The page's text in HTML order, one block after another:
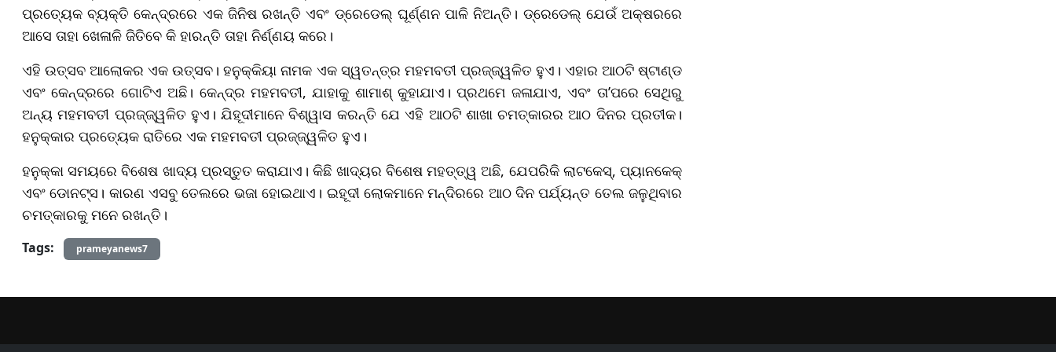
ପ୍ରତ୍ୟେକ ବ୍ୟକ୍ତି କେନ୍ଦ୍ରରେ ଏକ ଜିନିଷ ରଖନ୍ତି ଏବଂ ଡ୍ରେଡେଲ୍ ଘୂର୍ଣ୍ଣନ ପାଳି ନିଅନ୍ତି। ଡ୍ରେଡେଲ୍ ଯେଉଁ ଅକ୍ଷରରେ
ଆସେ ତାହା ଖେଳାଳି ଜିତିବେ କି ହାରନ୍ତି ତାହା ନିର୍ଣ୍ଣୟ କରେ।
ଏହି ଉତ୍ସବ ଆଲୋକର ଏକ ଉତ୍ସବ। ହନୁକ୍କିୟା ନାମକ ଏକ ସ୍ୱତନ୍ତ୍ର ମହମବତୀ ପ୍ରଜ୍ଜ୍ୱଳିତ ହୁଏ। ଏହାର ଆଠଟି ଷ୍ଟାଣ୍ଡ
ଏବଂ କେନ୍ଦ୍ରରେ ଗୋଟିଏ ଅଛି। କେନ୍ଦ୍ର ମହମବତୀ, ଯାହାକୁ ଶାମାଶ୍ କୁହାଯାଏ। ପ୍ରଥମେ ଜଳାଯାଏ, ଏବଂ ତା’ପରେ ସେଥିରୁ
ଅନ୍ୟ ମହମବତୀ ପ୍ରଜ୍ଜ୍ୱଳିତ ହୁଏ। ଯିହୂଦୀମାନେ ବିଶ୍ୱାସ କରନ୍ତି ଯେ ଏହି ଆଠଟି ଶାଖା ଚମତ୍କାରର ଆଠ ଦିନର ପ୍ରତୀକ।
ହନୁକ୍କାର ପ୍ରତ୍ୟେକ ରାତିରେ ଏକ ମହମବତୀ ପ୍ରଜ୍ଜ୍ୱଳିତ ହୁଏ।
ହନୁକ୍କା ସମୟରେ ବିଶେଷ ଖାଦ୍ୟ ପ୍ରସ୍ତୁତ କରାଯାଏ। କିଛି ଖାଦ୍ୟର ବିଶେଷ ମହତ୍ତ୍ୱ ଅଛି, ଯେପରିକି ଲାଟକେସ୍, ପ୍ୟାନକେକ୍
ଏବଂ ଡୋନଟ୍ସ। କାରଣ ଏସବୁ ତେଲରେ ଭଜା ହୋଇଥାଏ। ଇହୂଦୀ ଲୋକମାନେ ମନ୍ଦିରରେ ଆଠ ଦିନ ପର୍ଯ୍ୟନ୍ତ ତେଲ ଜଳୁଥିବାର
ଚମତ୍କାରକୁ ମନେ ରଖନ୍ତି।
Tags: prameyanews7